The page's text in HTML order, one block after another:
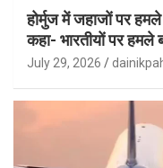
होर्मुज में जहाजों पर
कहा- भारतीयों पर हमले
July 29, 2026